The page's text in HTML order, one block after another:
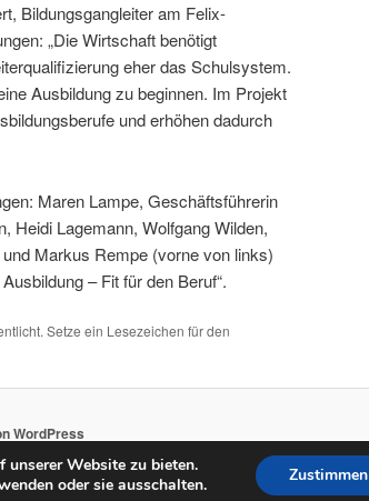
Bildungsgangleiter am Felix-
„Die Wirtschaft benötigt
eher das Schulsystem.
Ausbildung zu beginnen. Im Projekt
und erhöhen dadurch
Maren Lampe, Geschäftsführerin
Heidi Lagemann, Wolfgang Wilden,
Markus Rempe (vorne von links)
– Fit für den Beruf“.
Setze ein Lesezeichen für den
WordPress
unserer Website zu bieten.
oder sie ausschalten. Zustimmen